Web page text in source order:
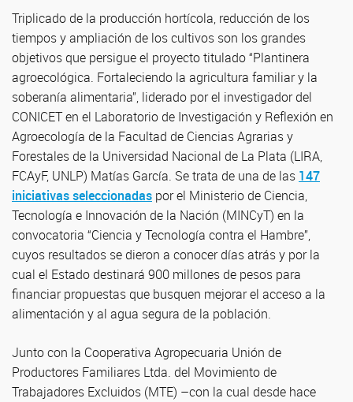
Triplicado de la producción hortícola, reducción de los
tiempos y ampliación de los cultivos son los grandes
objetivos que persigue el proyecto titulado “Plantinera
agroecológica. Fortaleciendo la agricultura familiar y la
soberanía alimentaria”, liderado por el investigador del
CONICET en el Laboratorio de Investigación y Reflexión en
Agroecología de la Facultad de Ciencias Agrarias y
Forestales de la Universidad Nacional de La Plata (LIRA,
FCAyF, UNLP) Matías García. Se trata de una de las 147
iniciativas seleccionadas por el Ministerio de Ciencia,
Tecnología e Innovación de la Nación (MINCyT) en la
convocatoria “Ciencia y Tecnología contra el Hambre”,
cuyos resultados se dieron a conocer días atrás y por la
cual el Estado destinará 900 millones de pesos para
financiar propuestas que busquen mejorar el acceso a la
alimentación y al agua segura de la población.
Junto con la Cooperativa Agropecuaria Unión de
Productores Familiares Ltda. del Movimiento de
Trabajadores Excluidos (MTE) –con la cual desde hace